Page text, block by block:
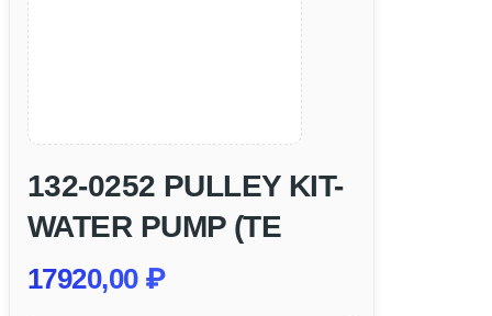
132-0252 PULLEY KIT-
WATER PUMP (TE
17920,00 ₽